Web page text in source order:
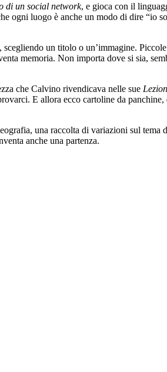
di un social network, e gioca con il
ogni luogo è anche un modo di dire “io
un titolo o un’immagine.
memoria. Non importa dove si sia,
che Calvino rivendicava nelle sue
E allora ecco cartoline da
una raccolta di variazioni sul tema
anche una partenza.